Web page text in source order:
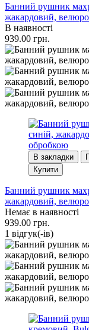
Банний рушник
жакардовий,
В наявності
939.00 грн.
В закладки
Купити
Банний рушник
жакардовий,
Немає в наявності
939.00 грн.
1 вiдгук(-iв)